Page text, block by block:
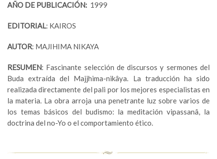
AÑO DE PUBLICACIÓN: 1999
EDITORIAL: KAIROS
AUTOR: MAJIHIMA NIKAYA
RESUMEN: Fascinante selección de discursos y sermones del
Buda extraída del Majjhima-nikâya. La traducción ha sido
realizada directamente del pali por los mejores especialistas en
la materia. La obra arroja una penetrante luz sobre varios de
los temas básicos del budismo: la meditación vipassanâ, la
doctrina del no-Yo o el comportamiento ético.